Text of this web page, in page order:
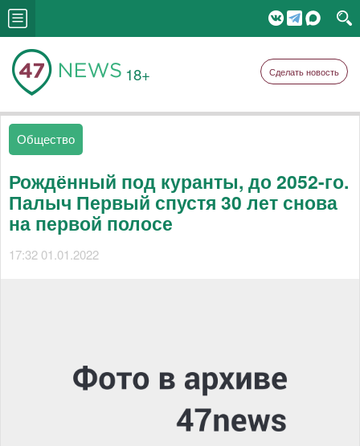
18+ Сделать новость
Общество
Рождённый под куранты, до 2052-го.
Палыч Первый спустя 30 лет снова
на первой полосе
17:32 01.01.2022